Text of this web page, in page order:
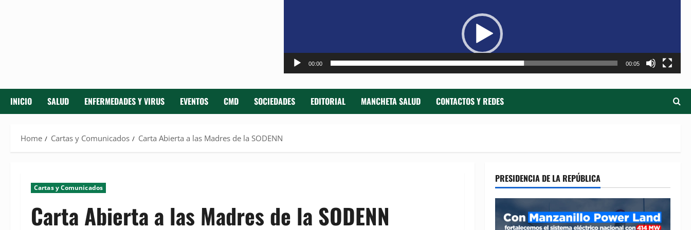
00:00 00:05
INICIO SALUD ENFERMEDADES Y VIRUS EVENTOS CMD SOCIEDADES EDITORIAL MANCHETA SALUD CONTACTOS Y REDES
Home Cartas y Comunicados Carta Abierta a las Madres de la SODENN
Cartas y Comunicados
Carta Abierta a las Madres de la SODENN
PRESIDENCIA DE LA REPÚBLICA